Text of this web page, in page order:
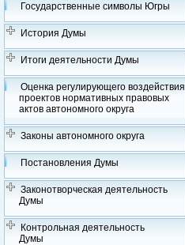
Государственные символы Югры
История Думы
Итоги деятельности Думы
Оценка регулирующего воздействия
проектов нормативных правовых
актов автономного округа
Законы автономного округа
Постановления Думы
Законотворческая деятельность
Думы
Контрольная деятельность
Думы